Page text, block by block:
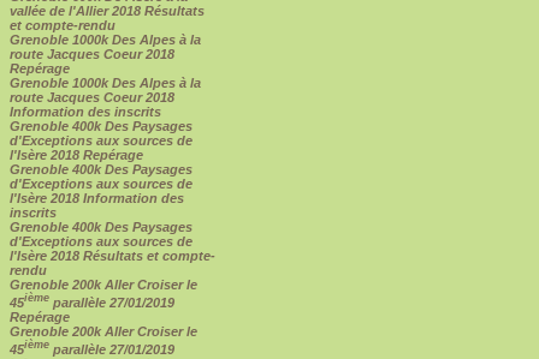
vallée de l'Allier 2018 Résultats
et compte-rendu
Grenoble 1000k Des Alpes à la
route Jacques Coeur 2018
Repérage
Grenoble 1000k Des Alpes à la
route Jacques Coeur 2018
Information des inscrits
Grenoble 400k Des Paysages
d'Exceptions aux sources de
l'Isère 2018 Repérage
Grenoble 400k Des Paysages
d'Exceptions aux sources de
l'Isère 2018 Information des
inscrits
Grenoble 400k Des Paysages
d'Exceptions aux sources de
l'Isère 2018 Résultats et compte-
rendu
Grenoble 200k Aller Croiser le
45ième parallèle 27/01/2019
Repérage
Grenoble 200k Aller Croiser le
45ième parallèle 27/01/2019